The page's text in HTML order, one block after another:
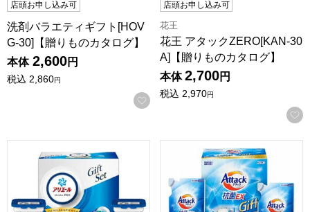
店頭お申し込み可
洗剤バラエティギフト[HOV
G-30]【贈りものカタログ】
本体 2,600円
税込 2,860円
お気に入りに登録する
店頭お申し込み可
花王
花王 アタックZERO[KAN-30
A]【贈りものカタログ】
本体 2,700円
税込 2,970円
P&G アリエールジェルボールプロギフトセット[PGAG-30E]
花王 アタック抗菌EXギフト